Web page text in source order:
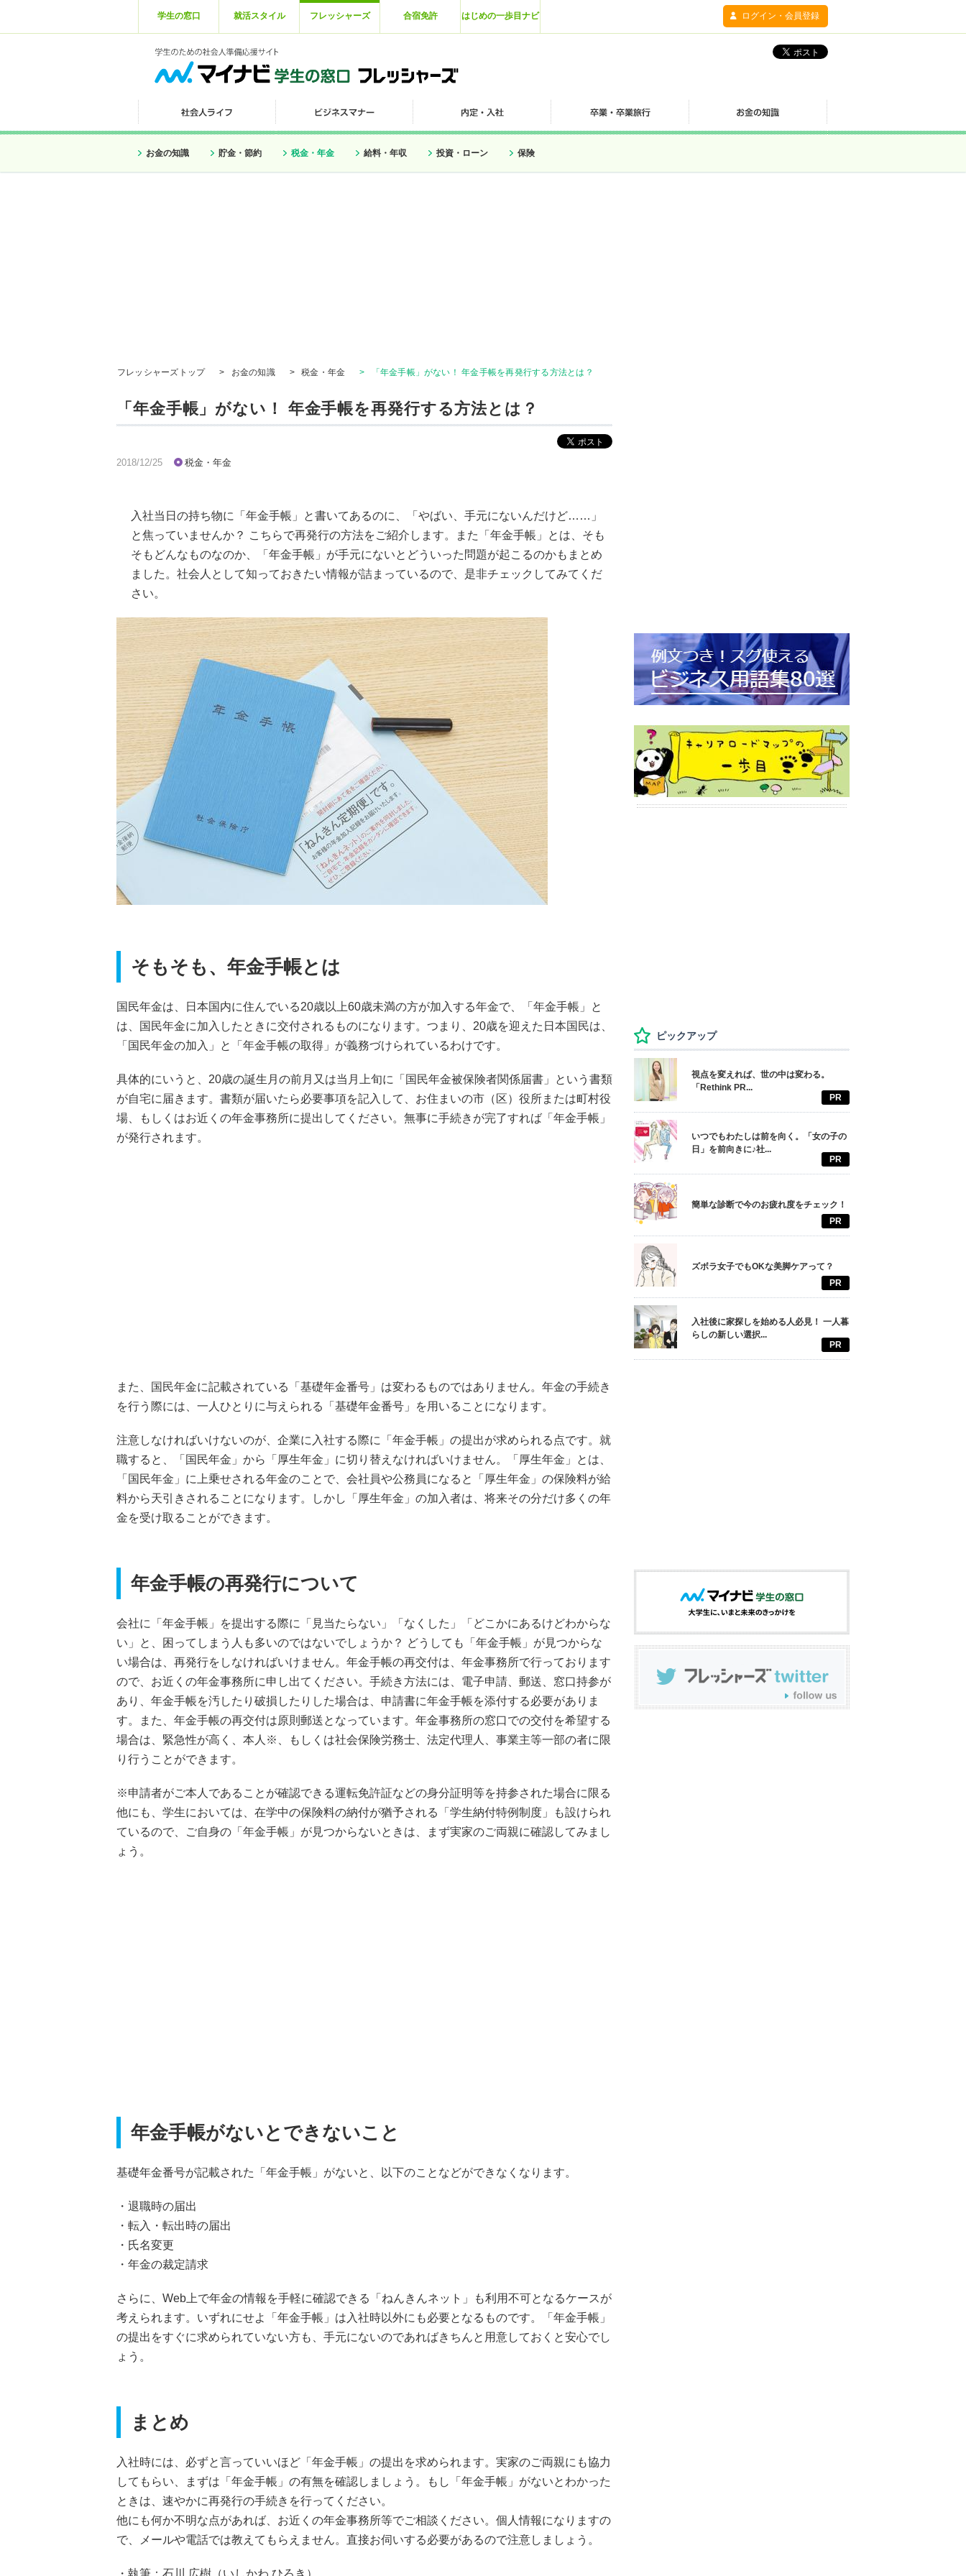
学生の窓口 就活スタイル フレッシャーズ 合宿免許 はじめの一歩目ナビ ログイン・会員登録
お金の知識 貯金・節約 税金・年金 給料・年収 投資・ローン 保険
フレッシャーズトップ > お金の知識 > 税金・年金 > 「年金手帳」がない！ 年金手帳を再発行する方法とは？
「年金手帳」がない！ 年金手帳を再発行する方法とは？
2018/12/25 税金・年金
入社当日の持ち物に「年金手帳」と書いてあるのに、「やばい、手元にないんだけど……」
と焦っていませんか？ こちらで再発行の方法をご紹介します。また「年金手帳」とは、そも
そもどんなものなのか、「年金手帳」が手元にないとどういった問題が起こるのかもまとめ
ました。社会人として知っておきたい情報が詰まっているので、是非チェックしてみてくだ
さい。
そもそも、年金手帳とは
国民年金は、日本国内に住んでいる20歳以上60歳未満の方が加入する年金で、「年金手帳」と
は、国民年金に加入したときに交付されるものになります。つまり、20歳を迎えた日本国民は、
「国民年金の加入」と「年金手帳の取得」が義務づけられているわけです。
具体的にいうと、20歳の誕生月の前月又は当月上旬に「国民年金被保険者関係届書」という書類
が自宅に届きます。書類が届いたら必要事項を記入して、お住まいの市（区）役所または町村役
場、もしくはお近くの年金事務所に提出してください。無事に手続きが完了すれば「年金手帳」
が発行されます。
また、国民年金に記載されている「基礎年金番号」は変わるものではありません。年金の手続き
を行う際には、一人ひとりに与えられる「基礎年金番号」を用いることになります。
注意しなければいけないのが、企業に入社する際に「年金手帳」の提出が求められる点です。就
職すると、「国民年金」から「厚生年金」に切り替えなければいけません。「厚生年金」とは、
「国民年金」に上乗せされる年金のことで、会社員や公務員になると「厚生年金」の保険料が給
料から天引きされることになります。しかし「厚生年金」の加入者は、将来その分だけ多くの年
金を受け取ることができます。
年金手帳の再発行について
会社に「年金手帳」を提出する際に「見当たらない」「なくした」「どこかにあるけどわからな
い」と、困ってしまう人も多いのではないでしょうか？ どうしても「年金手帳」が見つからな
い場合は、再発行をしなければいけません。年金手帳の再交付は、年金事務所で行っております
ので、お近くの年金事務所に申し出てください。手続き方法には、電子申請、郵送、窓口持参が
あり、年金手帳を汚したり破損したりした場合は、申請書に年金手帳を添付する必要がありま
す。また、年金手帳の再交付は原則郵送となっています。年金事務所の窓口での交付を希望する
場合は、緊急性が高く、本人※、もしくは社会保険労務士、法定代理人、事業主等一部の者に限
り行うことができます。
※申請者がご本人であることが確認できる運転免許証などの身分証明等を持参された場合に限る
他にも、学生においては、在学中の保険料の納付が猶予される「学生納付特例制度」も設けられ
ているので、ご自身の「年金手帳」が見つからないときは、まず実家のご両親に確認してみまし
ょう。
年金手帳がないとできないこと
基礎年金番号が記載された「年金手帳」がないと、以下のことなどができなくなります。
・退職時の届出
・転入・転出時の届出
・氏名変更
・年金の裁定請求
さらに、Web上で年金の情報を手軽に確認できる「ねんきんネット」も利用不可となるケースが
考えられます。いずれにせよ「年金手帳」は入社時以外にも必要となるものです。「年金手帳」
の提出をすぐに求められていない方も、手元にないのであればきちんと用意しておくと安心でし
ょう。
まとめ
入社時には、必ずと言っていいほど「年金手帳」の提出を求められます。実家のご両親にも協力
してもらい、まずは「年金手帳」の有無を確認しましょう。もし「年金手帳」がないとわかった
ときは、速やかに再発行の手続きを行ってください。
他にも何か不明な点があれば、お近くの年金事務所等でご相談ください。個人情報になりますの
で、メールや電話では教えてもらえません。直接お伺いする必要があるので注意しましょう。
・執筆：石川 広樹（いしかわ ひろき）
ピックアップ
視点を変えれば、世の中は変わる。
「Rethink PR...
PR
いつでもわたしは前を向く。「女の子の
日」を前向きに♪社...
PR
簡単な診断で今のお疲れ度をチェック！
PR
ズボラ女子でもOKな美脚ケアって？
PR
入社後に家探しを始める人必見！ 一人暮
らしの新しい選択...
PR